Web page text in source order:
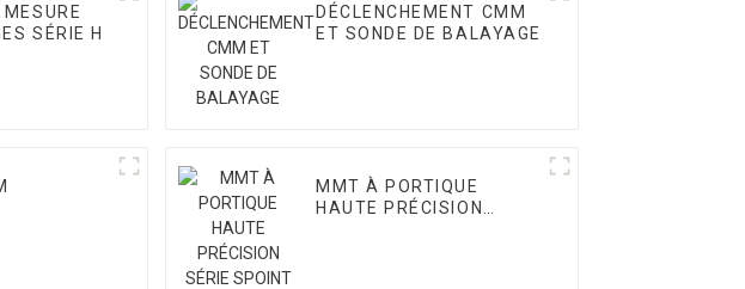
SÉRIE H
DÉCLENCHEMENT CMM
ET SONDE DE BALAYAGE
MMT À PORTIQUE
HAUTE PRÉCISION